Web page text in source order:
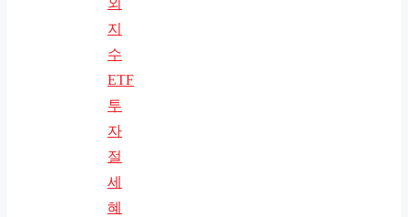
외
지
수
ETF
투
자
절
세
혜